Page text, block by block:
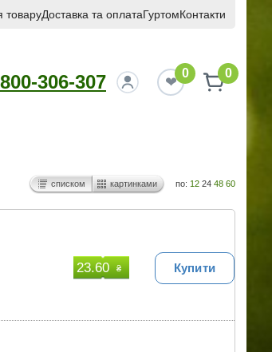
товаруДоставка та оплатаГуртомКонтакти
306-307 0 0
по: 12 24 48 60
списком картинками
23.60 ₴ Купити